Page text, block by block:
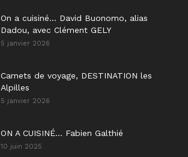
On a cuisiné… David Buonomo, alias
Dadou, avec Clément GELY
5 janvier 2026
Carnets de voyage, DESTINATION les
Alpilles
5 janvier 2026
ON A CUISINÉ… Fabien Galthié
10 juin 2025